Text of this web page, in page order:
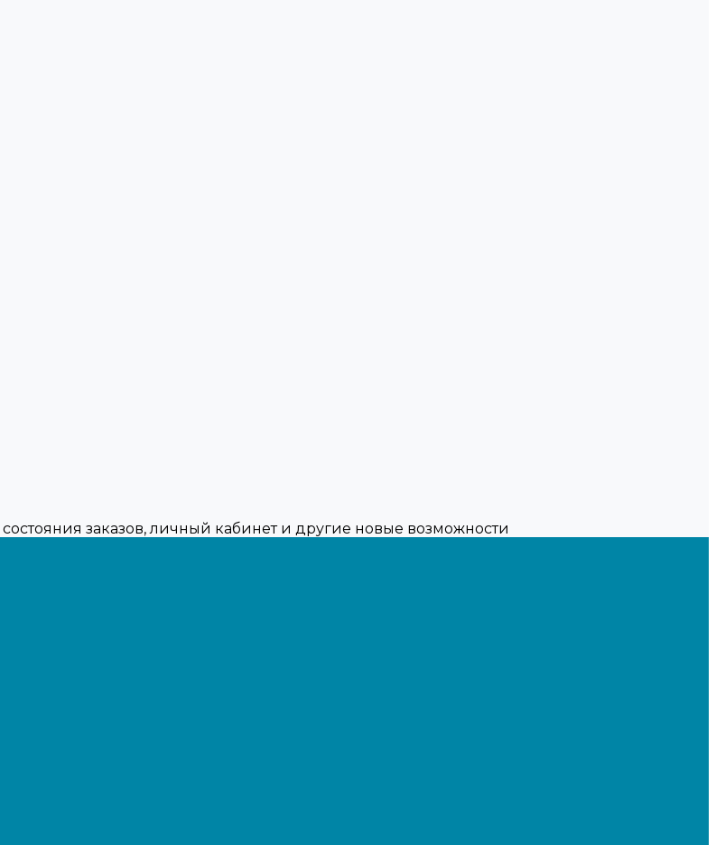
заказов, личный кабинет и другие новые возможности